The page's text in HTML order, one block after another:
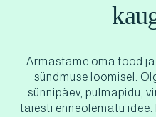
Armastame oma tööd
sündmuse loomisel.
sünnipäev, pulmapidu,
täiesti enneolematu idee.